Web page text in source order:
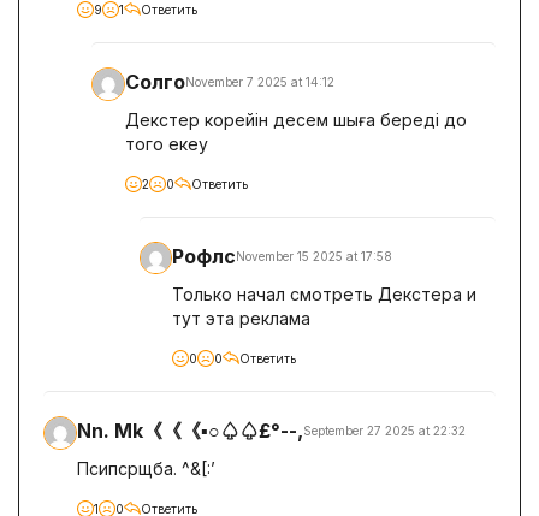
9 1 Ответить
СолгоNovember 7 2025 at 14:12
Декстер корейін десем шыға береді до
того екеу
2 0 Ответить
РофлсNovember 15 2025 at 17:58
Только начал смотреть Декстера и
тут эта реклама
0 0 Ответить
Nn. Mk《《《▪︎○♤♤£°--,September 27 2025 at 22:32
Псипсрщба. ^&[:’
1 0 Ответить